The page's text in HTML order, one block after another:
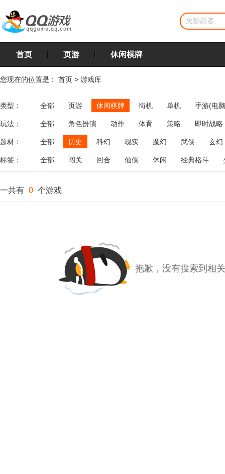
首页 页游 休闲棋牌
您现在的位置是： 首页 > 游戏库
类型： 全部 页游 休闲棋牌 街机 单机 手游(电
玩法： 全部 角色扮演 动作 体育 策略
即时战略
飞行
恋爱 第三人称射击 棋类 牌类 麻将
题材： 全部 历史 科幻 现实 魔幻 武侠 玄幻
标签： 全部 闯关 回合 仙侠 休闲 经典格斗
一共有 0 个游戏
抱歉，没有搜索到相